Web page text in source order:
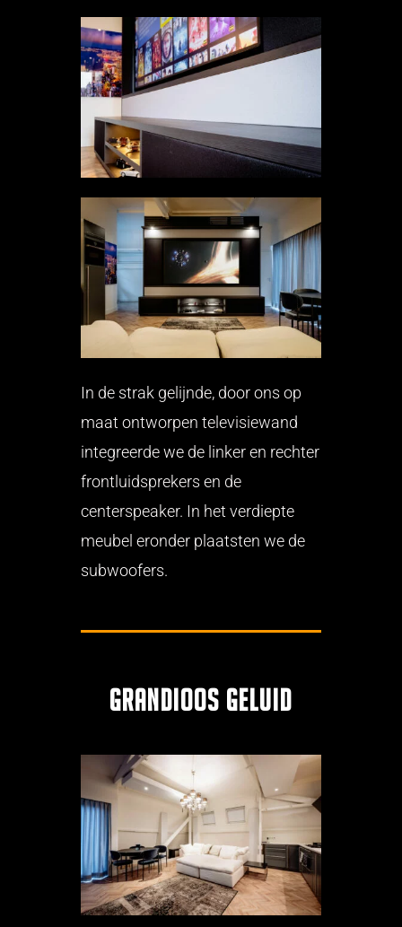
In de strak gelijnde, door ons op
maat ontworpen televisiewand
integreerde we de linker en rechter
frontluidsprekers en de
centerspeaker. In het verdiepte
meubel eronder plaatsten we de
subwoofers.
Grandioos geluid